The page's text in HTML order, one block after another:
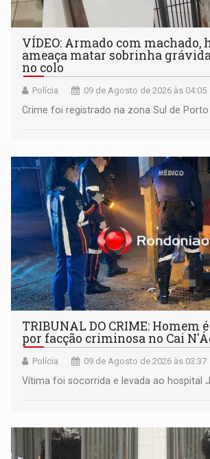
VÍDEO: Armado com machado,
ameaça matar sobrinha grávida
no colo
Polícia 09 de Agosto de 2026 às 04:05
Crime foi registrado na zona Sul de Porto
TRIBUNAL DO CRIME: Homem
por facção criminosa no Cai
Polícia 09 de Agosto de 2026 às 03:37
Vítima foi socorrida e levada ao hospital